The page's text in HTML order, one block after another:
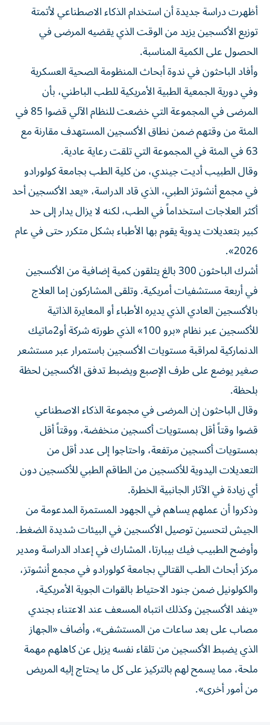
أظهرت دراسة جديدة أن استخدام الذكاء الاصطناعي لأتمتة
توزيع الأكسجين يزيد من الوقت الذي يقضيه المرضى في
الحصول على الكمية ‌المناسبة.
وأفاد الباحثون في ندوة أبحاث المنظومة الصحية العسكرية
وفي دورية الجمعية ​الطبية ⁠الأمريكية للطب الباطني، بأن
المرضى في المجموعة ‌التي خضعت للنظام الآلي قضوا ‌85 في
المئة من وقتهم ضمن نطاق الأكسجين المستهدف مقارنة مع
63 في المئة في المجموعة التي تلقت رعاية عادية.
وقال الطبيب أديت ‌جيندي، من كلية الطب بجامعة كولورادو
في مجمع أنشوتز الطبي، الذي ⁠قاد الدراسة، «يعد الأكسجين أحد
أكثر العلاجات استخداماً في الطب، لكنه لا يزال يدار إلى حد
كبير بتعديلات يدوية يقوم بها الأطباء بشكل متكرر حتى في عام
2026».
أشرك الباحثون 300 بالغ يتلقون كمية إضافية من الأكسجين
في أربعة مستشفيات أمريكية. وتلقى ​المشاركون إما العلاج
بالأكسجين العادي الذي يديره الأطباء أو ‌المعايرة الذاتية
للأكسجين عبر نظام «برو 100» الذي طورته شركة أو2ماتيك
الدنماركية لمراقبة مستويات الأكسجين باستمرار عبر مستشعر
صغير يوضع على طرف ⁠الإصبع ويضبط تدفق الأكسجين لحظة
بلحظة.
وقال الباحثون إن المرضى في مجموعة الذكاء الاصطناعي
قضوا وقتاً أقل بمستويات أكسجين منخفضة، ووقتاً أقل
بمستويات أكسجين ​مرتفعة، واحتاجوا إلى ‌عدد أقل من
التعديلات اليدوية للأكسجين من الطاقم الطبي للأكسجين ‌دون
أي زيادة في الآثار الجانبية الخطرة.
وذكروا أن عملهم يساهم في الجهود المستمرة المدعومة من
الجيش لتحسين توصيل الأكسجين في البيئات شديدة ‌الضغط.
وأوضح الطبيب ‌فيك بيبارتا، المشارك في إعداد ⁠الدراسة ومدير
مركز أبحاث الطب القتالي بجامعة كولورادو في ‌مجمع أنشوتز،
والكولونيل ضمن جنود الاحتياط بالقوات الجوية الأمريكية،
«ينفد الأكسجين وكذلك انتباه المسعف عند الاعتناء بجندي
⁠مصاب على بعد ساعات من المستشفى»، وأضاف «الجهاز
الذي يضبط الأكسجين ​من تلقاء نفسه يزيل عن كاهلهم مهمة
ملحة، مما يسمح لهم بالتركيز على كل ما يحتاج إليه المريض
من أمور ⁠أخرى».